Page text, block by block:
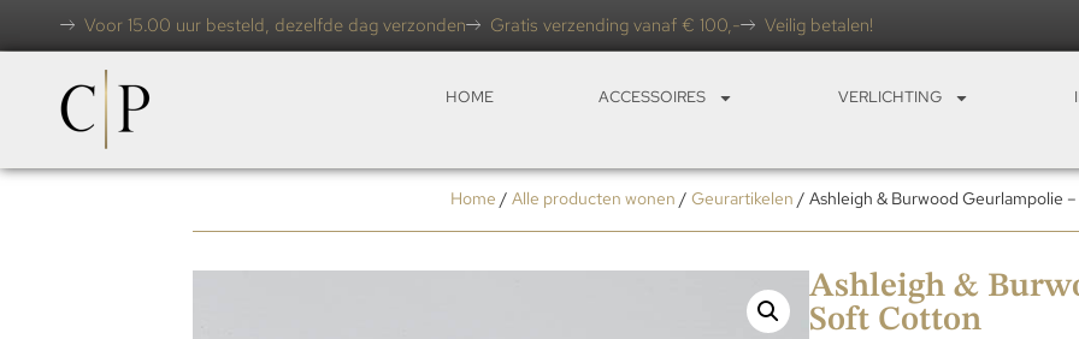
Voor 15.00 uur besteld, dezelfde dag verzonden Gratis verzending vanaf € 100,- Veilig betalen!
HOME ACCESSOIRES VERLICHTING
Home / Alle producten wonen / Geurartikelen / Ashleigh & Burwood Geurlampolie
Ashleigh &
Soft Cotton